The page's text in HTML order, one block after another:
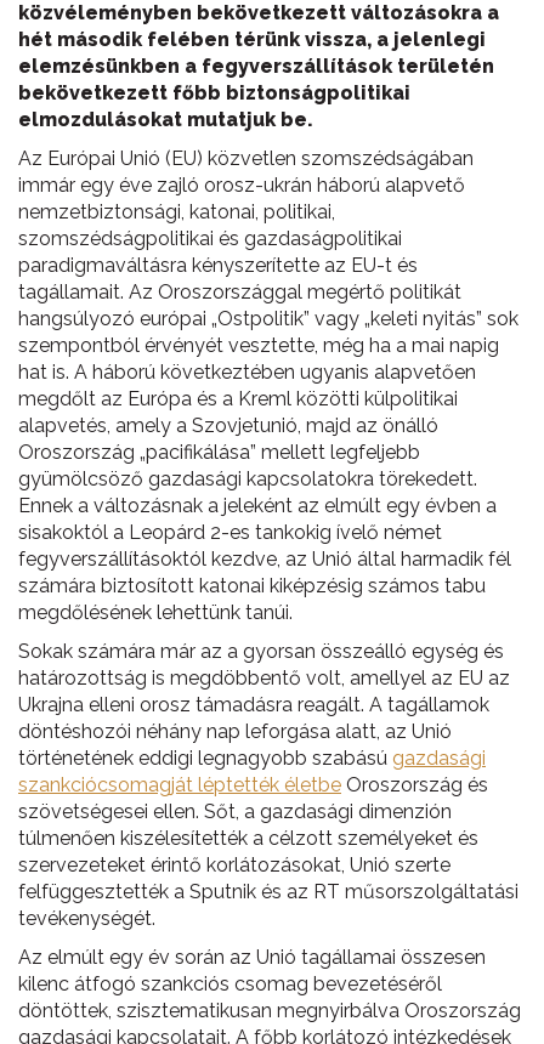
közvéleményben bekövetkezett változásokra a
hét második felében térünk vissza, a jelenlegi
elemzésünkben a fegyverszállítások területén
bekövetkezett főbb biztonságpolitikai
elmozdulásokat mutatjuk be.
Az Európai Unió (EU) közvetlen szomszédságában
immár egy éve zajló orosz-ukrán háború alapvető
nemzetbiztonsági, katonai, politikai,
szomszédságpolitikai és gazdaságpolitikai
paradigmaváltásra kényszerítette az EU-t és
tagállamait. Az Oroszországgal megértő politikát
hangsúlyozó európai „Ostpolitik” vagy „keleti nyitás” sok
szempontból érvényét vesztette, még ha a mai napig
hat is. A háború következtében ugyanis alapvetően
megdőlt az Európa és a Kreml közötti külpolitikai
alapvetés, amely a Szovjetunió, majd az önálló
Oroszország „pacifikálása” mellett legfeljebb
gyümölcsöző gazdasági kapcsolatokra törekedett.
Ennek a változásnak a jeleként az elmúlt egy évben a
sisakoktól a Leopárd 2-es tankokig ívelő német
fegyverszállításoktól kezdve, az Unió által harmadik fél
számára biztosított katonai kiképzésig számos tabu
megdőlésének lehettünk tanúi.
Sokak számára már az a gyorsan összeálló egység és
határozottság is megdöbbentő volt, amellyel az EU az
Ukrajna elleni orosz támadásra reagált. A tagállamok
döntéshozói néhány nap leforgása alatt, az Unió
történetének eddigi legnagyobb szabású gazdasági
szankciócsomagját léptették életbe Oroszország és
szövetségesei ellen. Sőt, a gazdasági dimenzión
túlmenően kiszélesítették a célzott személyeket és
szervezeteket érintő korlátozásokat, Unió szerte
felfüggesztették a Sputnik és az RT műsorszolgáltatási
tevékenységét.
Az elmúlt egy év során az Unió tagállamai összesen
kilenc átfogó szankciós csomag bevezetéséről
döntöttek, szisztematikusan megnyirbálva Oroszország
gazdasági kapcsolatait. A főbb korlátozó intézkedések